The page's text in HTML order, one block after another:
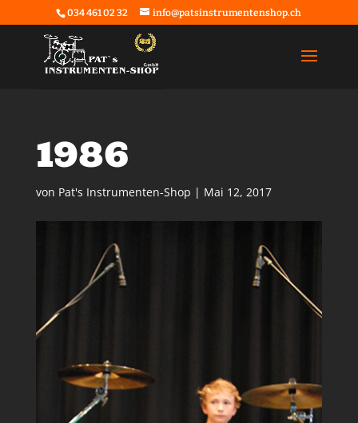
034 461 02 32 info@patsinstrumentenshop.ch
1986
von Pat's Instrumenten-Shop | Mai 12, 2017